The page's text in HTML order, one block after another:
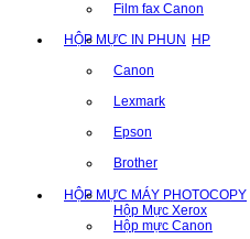
Film fax Canon
HỘP MỰC IN PHUN HP
Canon
Lexmark
Epson
Brother
HỘP MỰC MÁY PHOTOCOPY
Hộp Mực Xerox
Hộp mực Canon